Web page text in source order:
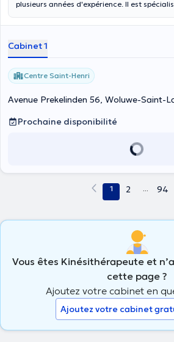
plusieurs années d'expérience. Il est
ortho-traumatologique suite à son diplôme
médical du club d'un club de football en P1 .
Médical Saint-Henri à Woluwé-Saint-
consultation de kinésithérapie. Pour toute consultation à domicile et
au cabinet, n'hésitez pas à lui téléphoner ou
consultations du samedi ne sont disponible
prendre rendez-vous pour ces séances du
Cabinet 1
Centre Saint-Henri
Avenue Prekelinden 56, Woluwe-Saint-
Prochaine disponibilité
1 2 ... 94
Vous êtes Kinésithérapeute et
cette page ?
Ajoutez votre cabinet en
Ajoutez votre cabinet